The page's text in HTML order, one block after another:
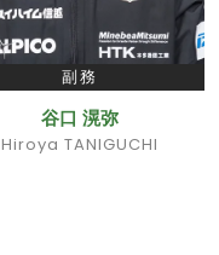
副務
谷口 滉弥
Hiroya TANIGUCHI